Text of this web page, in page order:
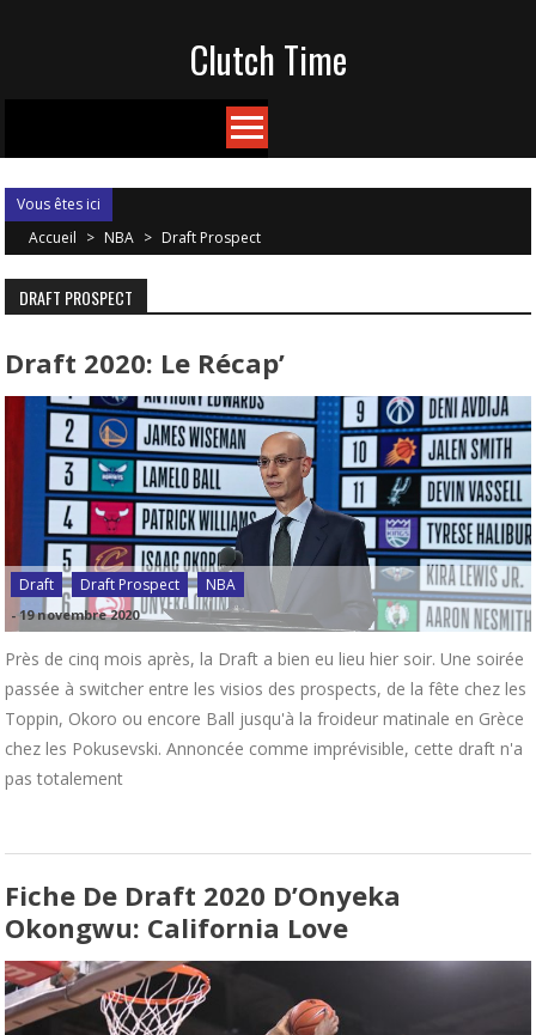
Clutch Time
Vous êtes ici
Accueil > NBA > Draft Prospect
DRAFT PROSPECT
Draft 2020: Le Récap’
Draft Draft Prospect NBA
-19 novembre 2020
Près de cinq mois après, la Draft a bien eu lieu hier soir. Une soirée
passée à switcher entre les visios des prospects, de la fête chez les
Toppin, Okoro ou encore Ball jusqu'à la froideur matinale en Grèce
chez les Pokusevski. Annoncée comme imprévisible, cette draft n'a
pas totalement
Fiche De Draft 2020 D’Onyeka
Okongwu: California Love